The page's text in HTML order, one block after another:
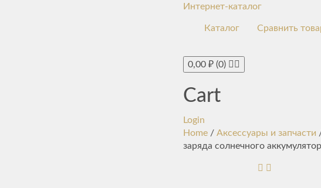
Интернет-каталог
Каталог Сравнить
0,00 ₽ (0)
Cart
Login
Home / Аксессуары и запчасти
заряда солнечного